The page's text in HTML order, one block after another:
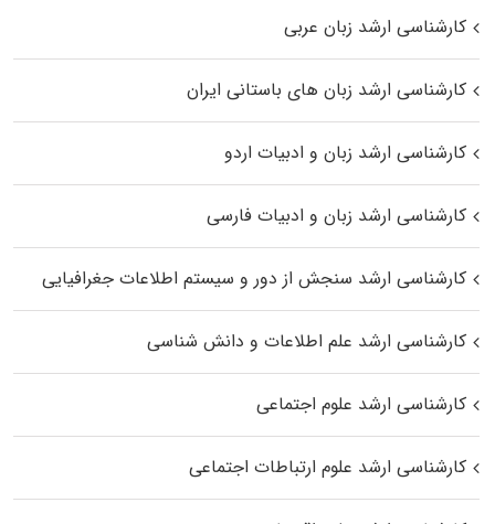
کارشناسی ارشد زبان عربی
کارشناسی ارشد زبان‌ های باستانی ایران
کارشناسی ارشد زبان و ادبیات اردو
کارشناسی ارشد زبان و ادبیات فارسی
کارشناسی ارشد سنجش از دور و سیستم اطلاعات جغرافیایی
کارشناسی ارشد علم اطلاعات و دانش شناسی
کارشناسی ارشد علوم اجتماعی
کارشناسی ارشد علوم ارتباطات اجتماعی